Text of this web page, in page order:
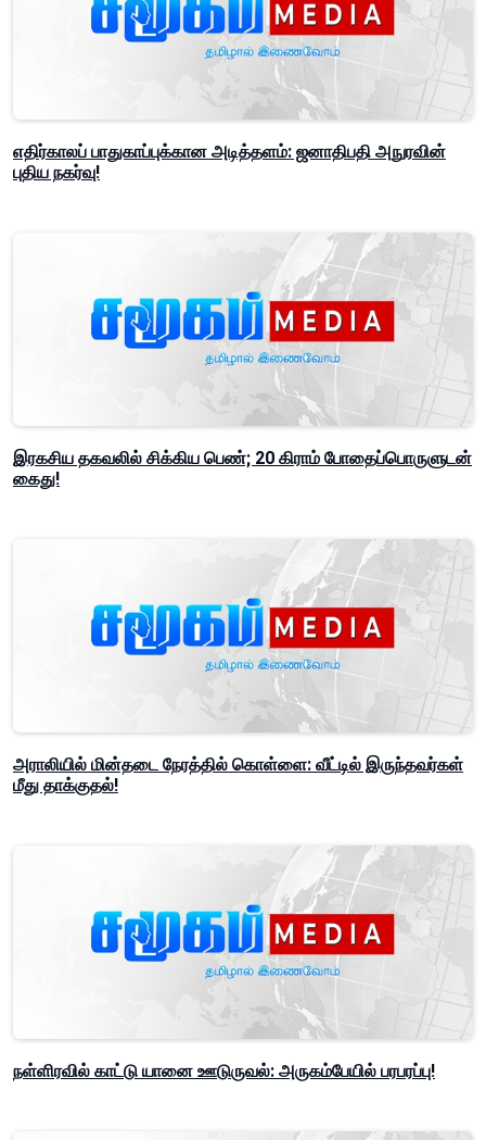
எதிர்காலப் பாதுகாப்புக்கான அடித்தளம்: ஜனாதிபதி அநுரவின்
புதிய நகர்வு!
இரகசிய தகவலில் சிக்கிய பெண்; 20 கிராம் போதைப்பொருளுடன்
கைது!
அராலியில் மின்தடை நேரத்தில் கொள்ளை: வீட்டில் இருந்தவர்கள்
மீது தாக்குதல்!
நள்ளிரவில் காட்டு யானை ஊடுருவல்: அருகம்பேயில் பரபரப்பு!